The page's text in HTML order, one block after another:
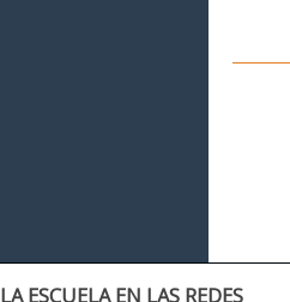
LA ESCUELA EN LAS REDES